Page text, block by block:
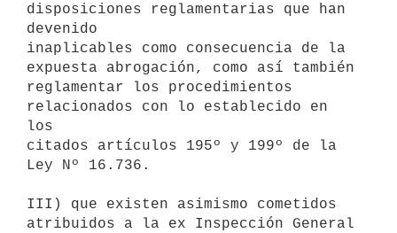
disposiciones reglamentarias que han
devenido
inaplicables como consecuencia de la
expuesta abrogación, como así también
reglamentar los procedimientos
relacionados con lo establecido en
los
citados artículos 195º y 199º de la
Ley Nº 16.736.
III) que existen asimismo cometidos
atribuidos a la ex Inspección General